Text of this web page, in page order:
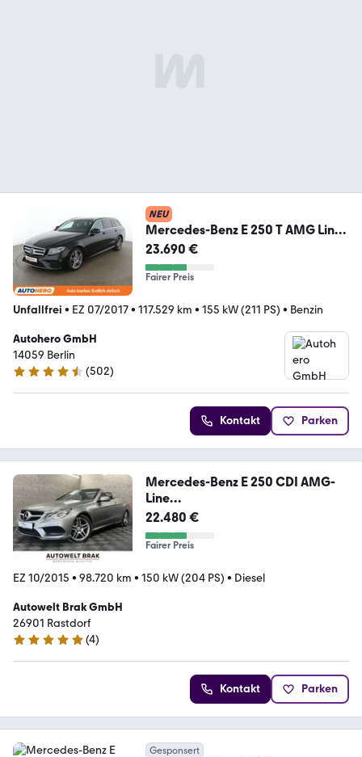
NEU
Mercedes-Benz E 250 T AMG Line
Aut.*LED*NAVI*ACC*PDC*SHZ*KL
IMA
23.690 €
Fairer Preis
Unfallfrei • EZ 07/2017• 117.529 km • 155 kW (211 PS) • Benzin
Autohero GmbH
14059 Berlin
4.5 Sterne
(502)
Kontakt Parken
Mercedes-Benz E 250 CDI AMG-
Line
LED*Navi*Kamera*Tempo*SHZ*A
HK
22.480 €
Fairer Preis
EZ 10/2015 • 98.720 km • 150 kW (204 PS) • Diesel
Autowelt Brak GmbH
26901 Rastdorf
5 Sterne
(4)
Kontakt Parken
Gesponsert